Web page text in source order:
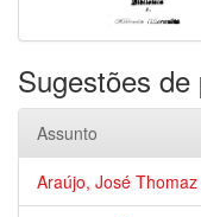
Sugestões de
Assunto
Araújo, José